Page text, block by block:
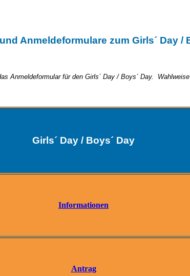
Anmeldeformulare zum Girls´ Day /
Anmeldeformular für den Girls´ Day / Boys´ Day.
Girls´ Day / Boys´ Day
Informationen
Antrag